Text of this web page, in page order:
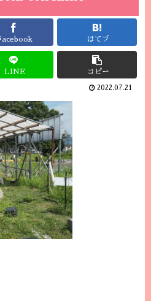
はてブ
LINE コピー
2022.07.21